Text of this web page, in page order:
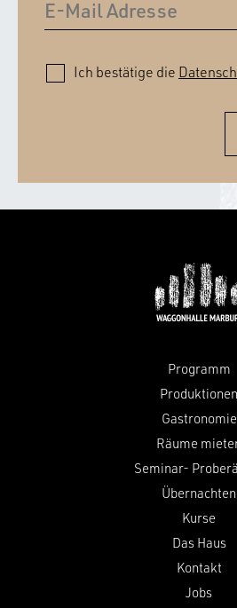
Ich bestätige die
Programm
Produktionen
Gastronomie
Räume
Seminar-
Übernachten
Kurse
Das Haus
Kontakt
Jobs